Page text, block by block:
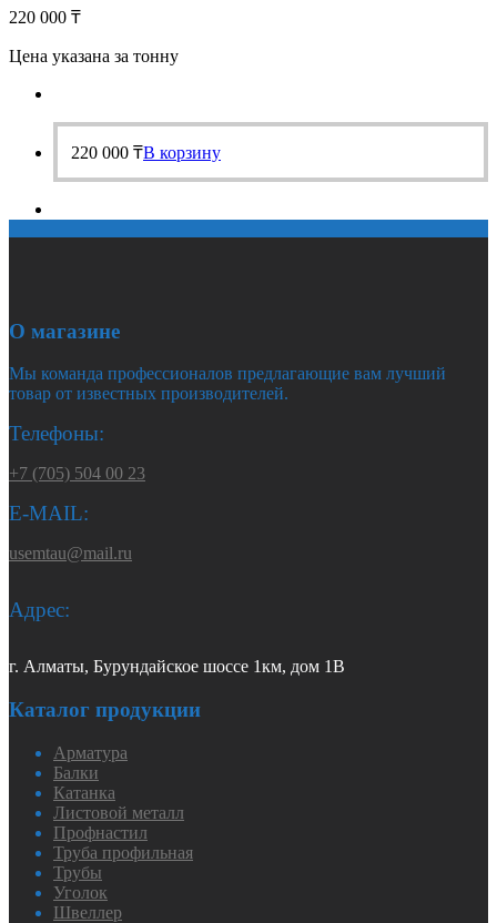
220 000 ₸
Цена указана за тонну
220 000 ₸В корзину
О магазине
Мы команда профессионалов предлагающие вам лучший
товар от известных производителей.
Телефоны:
+7 (705) 504 00 23
E-MAIL:
usemtau@mail.ru
Адрес:
г. Алматы, Бурундайское шоссе 1км, дом 1В
Каталог продукции
Арматура
Балки
Катанка
Листовой металл
Профнастил
Труба профильная
Трубы
Уголок
Швеллер